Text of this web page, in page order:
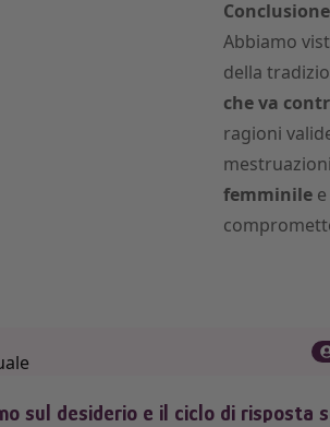
Conclusione
Abbiamo
della
che va
ragioni
femminilee
sul desiderio e il ciclo di risposta